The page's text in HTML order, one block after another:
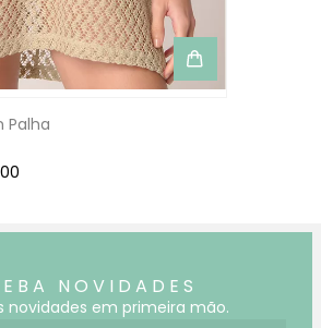
Palha
NOVIDADES
novidades em primeira mão.